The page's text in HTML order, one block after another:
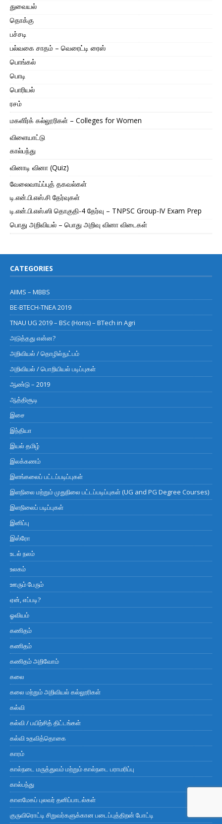
துவையல்
தொக்கு
பச்சடி
பல்வகை சாதம் – வெரைட்டி ரைஸ்
பொங்கல்
பொடி
பொரியல்
ரசம்
மகளிர்க் கல்லூரிகள் – Colleges for Women
விளையாட்டு
கால்பந்து
வினாடி வினா (Quiz)
வேலைவாய்ப்புத் தகவல்கள்
டி.என்.பி.எஸ்.சி தேர்வுகள்
டி.என்.பி.எஸ்.ஸி தொகுதி-4 தேர்வு – TNPSC Group-IV Exam Prep
பொது அறிவியல் – பொது அறிவு வினா விடைகள்
CATEGORIES
AIIMS – MBBS
BE-BTECH-TNEA 2019
TNAU UG 2019 – BSc (Hons) – BTech in Agri
அடுத்தது என்ன?
அறிவியல் / தொழில்நுட்பம்
அறிவியல் / பொறியியல் படிப்புகள்
ஆண்டு – 2019
ஆத்திசூடி
இசை
இந்தியா
இயல் தமிழ்
இலக்கணம்
இளங்கலைப் பட்டப்படிப்புகள்
இளநிலை மற்றும் முதுநிலை பட்டப்படிப்புகள் (UG and PG Degree Courses)
இளநிலைப் படிப்புகள்
இனிப்பு
இஸ்ரோ
உடல் நலம்
உலகம்
ஊரும் பேரும்
ஏன், எப்படி?
ஓவியம்
கணிதம்
கணிதம்
கணிதம் அறிவோம்
கலை
கலை மற்றும் அறிவியல் கல்லூரிகள்
கல்வி
கல்வி / பயிற்சித் திட்டங்கள்
கல்வி உதவித்தொகை
காரம்
கால்நடை மருத்துவம் மற்றும் கால்நடை பராமரிப்பு
கால்பந்து
காளமேகப் புலவர் தனிப்பாடல்கள்
குருவிரொட்டி சிறுவர்களுக்கான படைப்புத்திறன் போட்டி